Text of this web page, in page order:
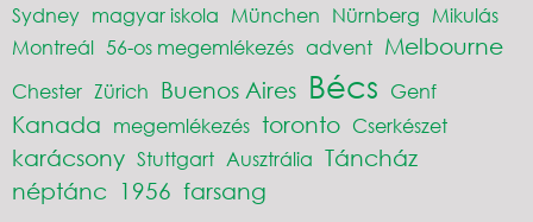
Sydney magyar iskola München Nürnberg Mikulás
Montreál 56-os megemlékezés advent Melbourne
Chester Zürich Buenos Aires Bécs Genf
Kanada megemlékezés toronto Cserkészet
karácsony Stuttgart Ausztrália Táncház
néptánc
1956 farsang